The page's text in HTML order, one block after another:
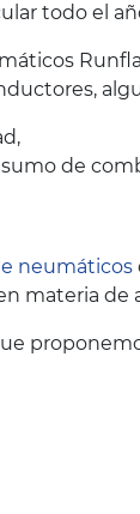
todo el
de
neumáticos
materia